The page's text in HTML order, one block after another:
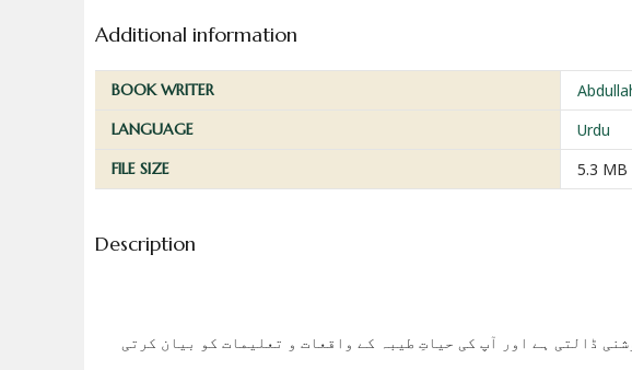
Additional information
BOOK WRITER
LANGUAGE Urdu
FILE SIZE 5.3 MB
Description
ڈالتی ہے اور آپ کی حیاتِ طیبہ کے واقعات و تعلیمات کو بیان کرتی